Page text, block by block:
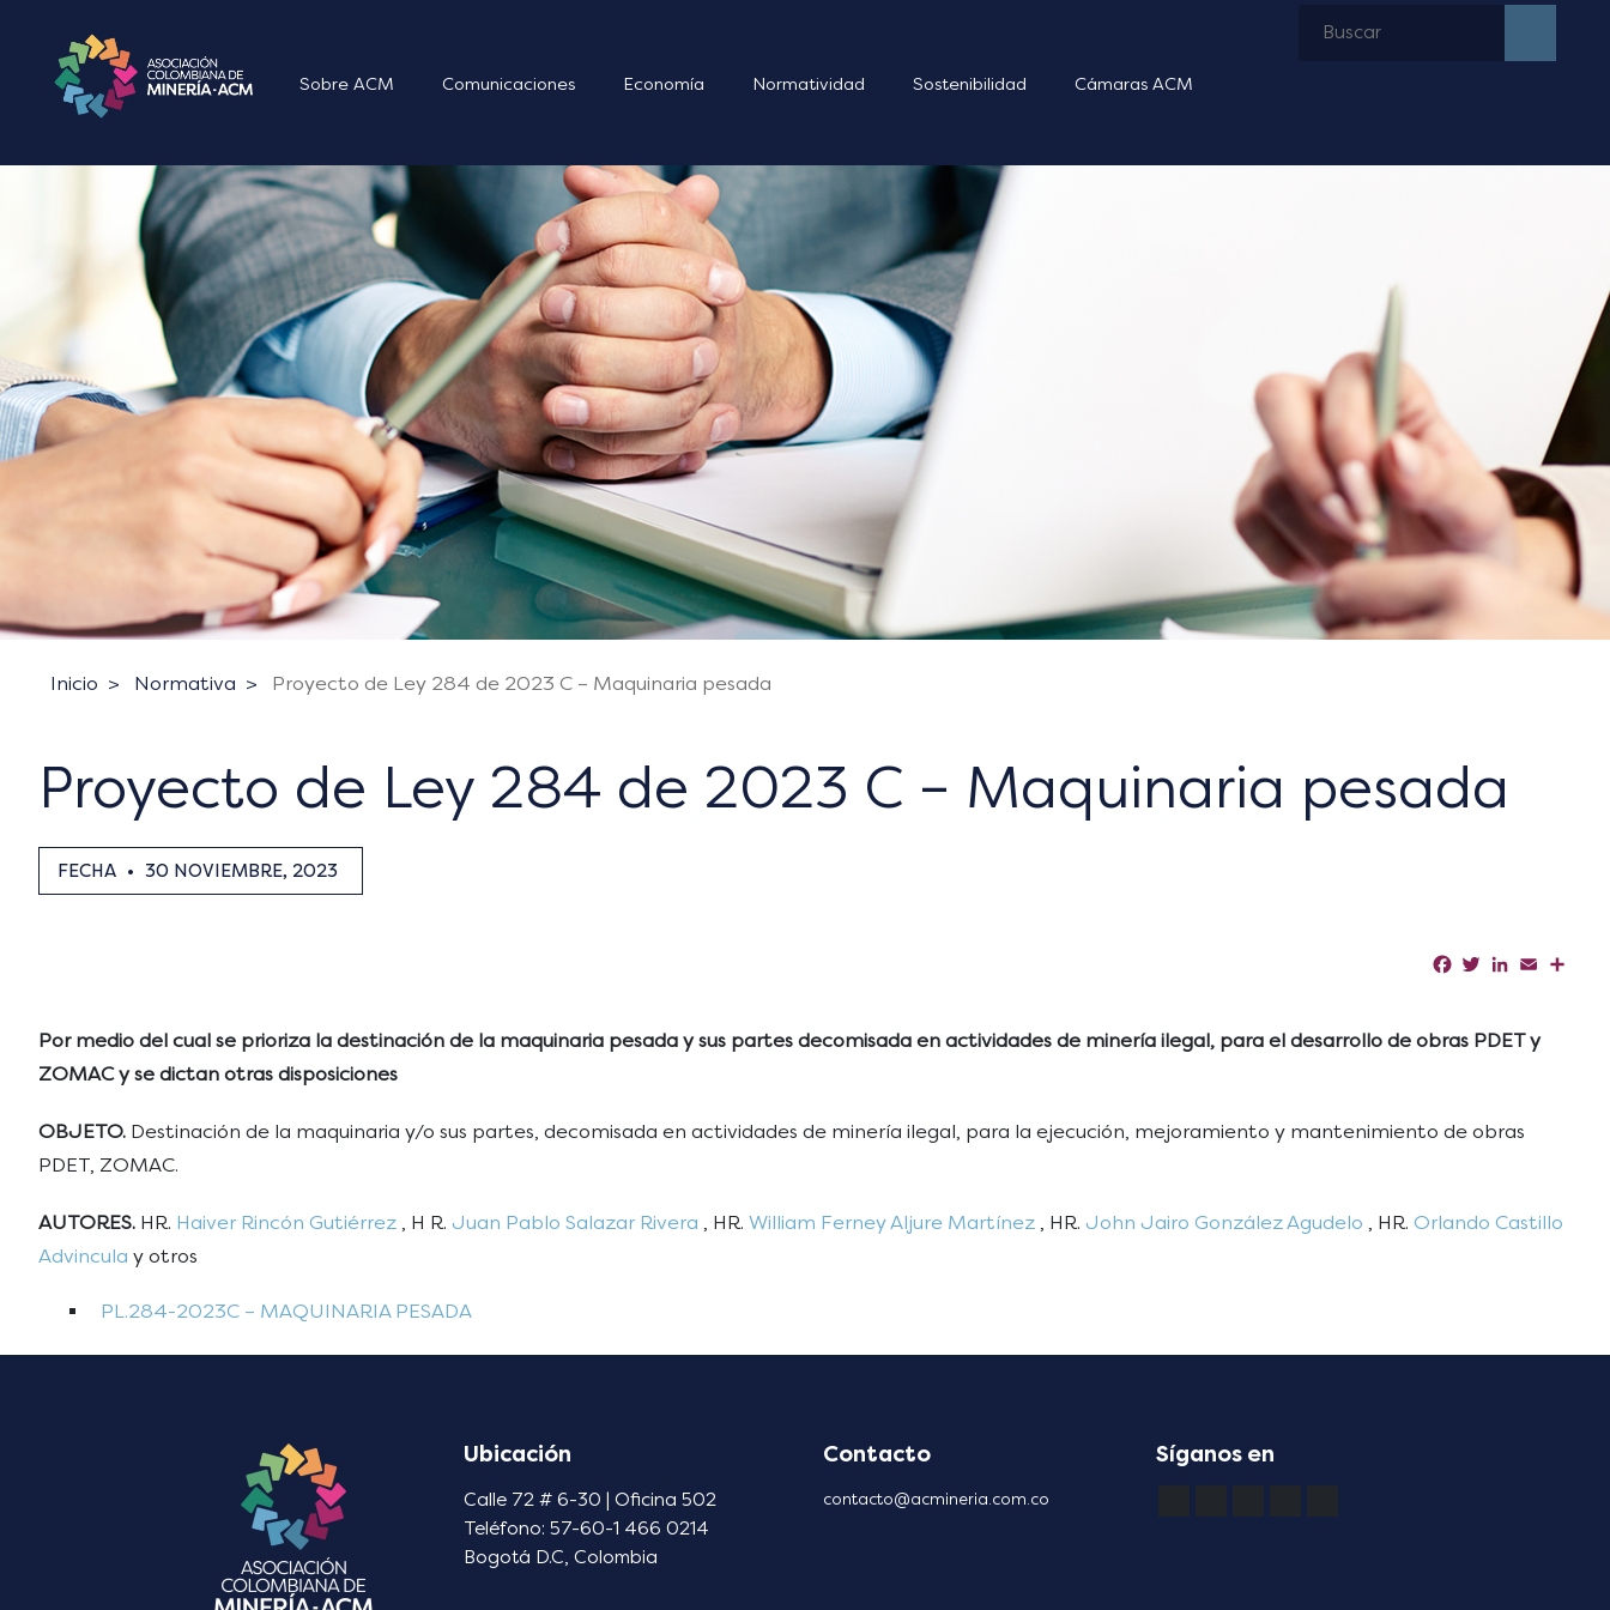
Sobre ACM Comunicaciones Economía Normatividad Sostenibilidad Cámaras ACM
Inicio Normativa Proyecto de Ley 284 de 2023 C – Maquinaria pesada
Proyecto de Ley 284 de 2023 C – Maquinaria pesada
FECHA • 30 NOVIEMBRE, 2023
Facebook
TwitterLinkedIn
Email
Por medio del cual se prioriza la destinación de la maquinaria pesada y sus partes decomisada en actividades de minería ilegal, para el desarrollo de obras PDET y
ZOMAC y se dictan otras disposiciones
OBJETO. Destinación de la maquinaria y/o sus partes, decomisada en actividades de minería ilegal, para la ejecución, mejoramiento y mantenimiento de obras
PDET, ZOMAC.
AUTORES. HR. Haiver Rincón Gutiérrez , H R. Juan Pablo Salazar Rivera , HR. William Ferney Aljure Martínez , HR. John Jairo González Agudelo , HR. Orlando Castillo
Advincula y otros
PL.284-2023C – MAQUINARIA PESADA
Ubicación
Calle 72 # 6-30 | Oficina 502
Teléfono: 57-60-1 466 0214
Bogotá D.C, Colombia
Contacto
contacto@acmineria.com.co
Síganos en